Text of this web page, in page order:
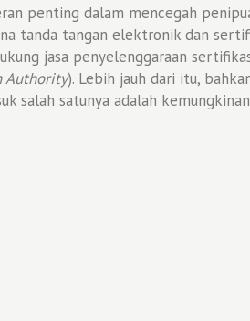
penting dalam mencegah
tanda tangan elektronik dan
jasa penyelenggaraan
Authority). Lebih jauh dari itu,
salah satunya adalah